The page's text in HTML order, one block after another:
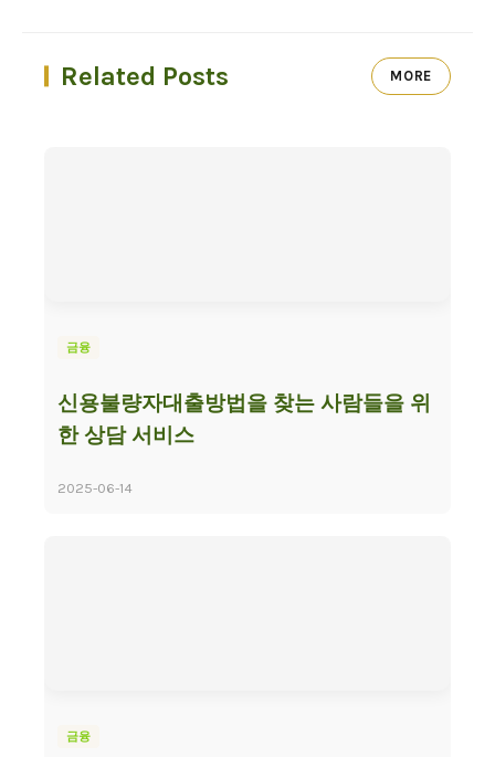
Related Posts MORE
금융
신용불량자대출방법을 찾는 사람들을 위
한 상담 서비스
2025-06-14
금융